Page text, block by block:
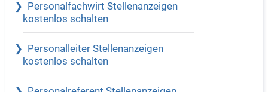
Personalfachwirt Stellenanzeigen
kostenlos schalten
Personalleiter Stellenanzeigen
kostenlos schalten